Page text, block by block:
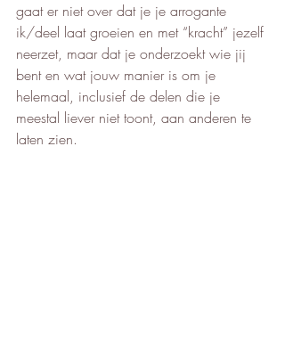
gaat er niet over dat je je arrogante
ik/deel laat groeien en met “kracht” jezelf
neerzet, maar dat je onderzoekt wie jij
bent en wat jouw manier is om je
helemaal, inclusief de delen die je
meestal liever niet toont, aan anderen te
laten zien.